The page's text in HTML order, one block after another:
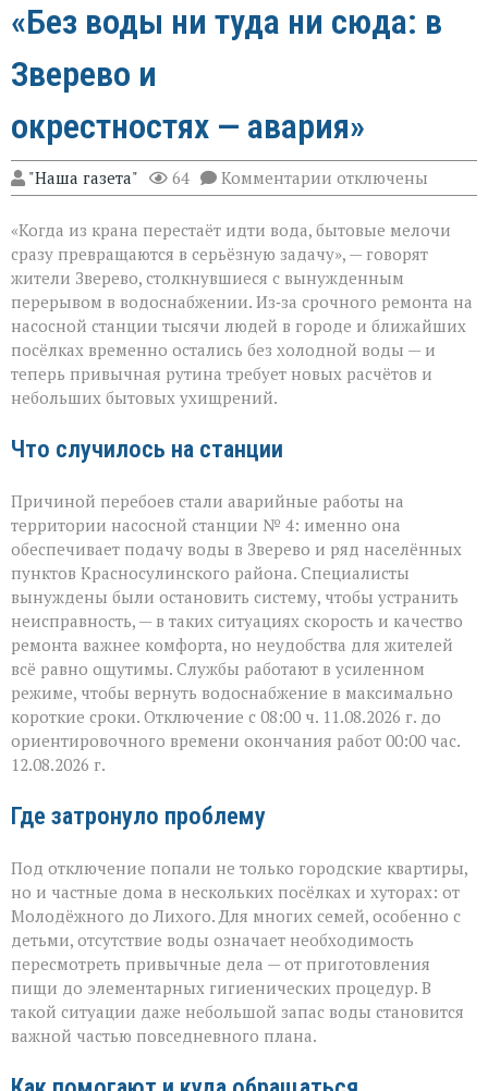
«Без воды ни туда ни сюда: в
Зверево и
окрестностях — авария»
"Наша газета" 64 Комментарии к
записи
воды
ни
туда
ни
сюда:
в
Зверево
и
окрестностях —
отключены
«Когда из крана перестаёт идти вода, бытовые мелочи
сразу превращаются в серьёзную задачу», — говорят
жители Зверево, столкнувшиеся с вынужденным
перерывом в водоснабжении. Из‑за срочного ремонта на
насосной станции тысячи людей в городе и ближайших
посёлках временно остались без холодной воды — и
теперь привычная рутина требует новых расчётов и
небольших бытовых ухищрений.
Что случилось на станции
Причиной перебоев стали аварийные работы на
территории насосной станции № 4: именно она
обеспечивает подачу воды в Зверево и ряд населённых
пунктов Красносулинского района. Специалисты
вынуждены были остановить систему, чтобы устранить
неисправность, — в таких ситуациях скорость и качество
ремонта важнее комфорта, но неудобства для жителей
всё равно ощутимы. Службы работают в усиленном
режиме, чтобы вернуть водоснабжение в максимально
короткие сроки. Отключение с 08:00 ч. 11.08.2026 г. до
ориентировочного времени окончания работ 00:00 час.
12.08.2026 г.
Где затронуло проблему
Под отключение попали не только городские квартиры,
но и частные дома в нескольких посёлках и хуторах: от
Молодёжного до Лихого. Для многих семей, особенно с
детьми, отсутствие воды означает необходимость
пересмотреть привычные дела — от приготовления
пищи до элементарных гигиенических процедур. В
такой ситуации даже небольшой запас воды становится
важной частью повседневного плана.